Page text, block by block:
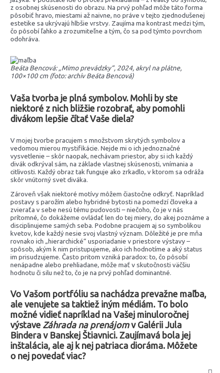
z osobnej skúsenosti do obrazu. Na prvý pohľad môže táto forma
pôsobiť hravo, miestami až naivne, no práve v tejto zjednodušenej
estetike sa ukrývajú hlbšie vrstvy. Zaujíma ma kontrast medzi tým,
čo pôsobí ľahko a zrozumiteľne a tým, čo sa pod týmto povrchom
odohráva.
Beáta Bencová: „Mimo prevádzky“, 2024, akryl na plátne,
100×100 cm (foto: archív Beáta Bencová)
Vaša tvorba je plná symbolov. Mohli by ste
niektoré z nich bližšie rozobrať, aby pomohli
divákom lepšie čítať Vaše diela?
V mojej tvorbe pracujem s množstvom skrytých symbolov a
vedomou mierou mystifikácie. Nejde mi o ich jednoznačné
vysvetlenie – skôr naopak, nechávam priestor, aby si ich každý
divák odkrýval sám, na základe vlastnej skúsenosti, vnímania a
citlivosti. Každý obraz tak funguje ako zrkadlo, v ktorom sa odráža
skôr vnútorný svet diváka.
Zároveň však niektoré motívy môžem čiastočne odkryť. Napríklad
postavy s parožím alebo hybridné bytosti na pomedzí človeka a
zvieraťa v sebe nesú tému pudovosti – niečoho, čo je v nás
prítomné, čo dokážeme ovládať len do tej miery, do akej poznáme a
disciplinujeme samých seba. Podobne pracujem aj so symbolikou
kvetov, kde každý nesie svoj vlastný význam. Dôležité je pre mňa
rovnako ich „hierarchické“ usporiadanie v priestore výstavy –
spôsob, akým k nim pristupujeme, ako ich hodnotíme a aký status
im prisudzujeme. Často pritom vzniká paradox: to, čo pôsobí
nenápadne alebo prehliadane, môže mať v skutočnosti väčšiu
hodnotu či silu než to, čo je na prvý pohľad dominantné.
Vo Vašom portfóliu sa nachádza prevažne maľba,
ale venujete sa taktiež iným médiám. To bolo
možné vidieť napríklad na Vašej minuloročnej
výstave Záhrada na prenájomv Galérii Jula
Bindera v Banskej Štiavnici. Zaujímavá bola jej
inštalácia, ale aj k nej patriaca dioráma. Môžete
o nej povedať viac?